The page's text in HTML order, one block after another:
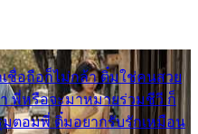
ชื่อถือก็ไม่กล้า ติ๋มใช่คนสวย
พี่หรือจะมาหมายร่วมชีวี ก็
มตอมพี่ ติ๋มอยากรับรักเหมือน